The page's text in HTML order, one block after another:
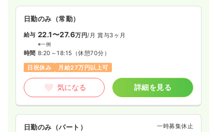
日勤のみ（常勤）
給与 22.1〜27.6万円/月 賞与3ヶ月
※一例
時間 8:20～18:15 （休憩70分）
日祝休み
月給27万円以上可
気になる 詳細を見る
日勤のみ（パート） 一時募集休止